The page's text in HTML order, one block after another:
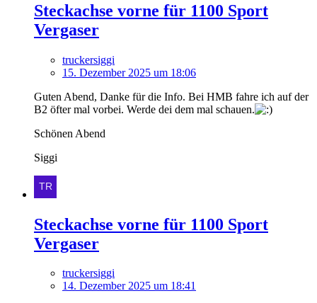
Steckachse vorne für 1100 Sport
Vergaser
truckersiggi
15. Dezember 2025 um 18:06
Guten Abend, Danke für die Info. Bei HMB fahre ich auf der
B2 öfter mal vorbei. Werde dei dem mal schauen.
Schönen Abend
Siggi
Steckachse vorne für 1100 Sport
Vergaser
truckersiggi
14. Dezember 2025 um 18:41